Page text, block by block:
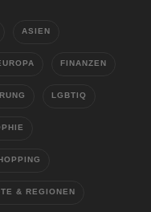
ASIEN
FINANZEN
LGBTIQ
& REGIONEN